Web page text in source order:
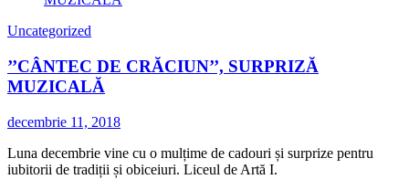
Uncategorized
’’CÂNTEC DE CRĂCIUN’’, SURPRIZĂ
MUZICALĂ
decembrie 11, 2018
Luna decembrie vine cu o mulțime de cadouri și surprize pentru
iubitorii de tradiții și obiceiuri. Liceul de Artă I.